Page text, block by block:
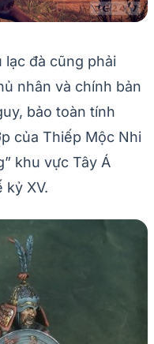
đà cũng phải
nhân và chính bản
bảo toàn tính
của Thiếp Mộc Nhi
khu vực Tây Á
kỷ XV.